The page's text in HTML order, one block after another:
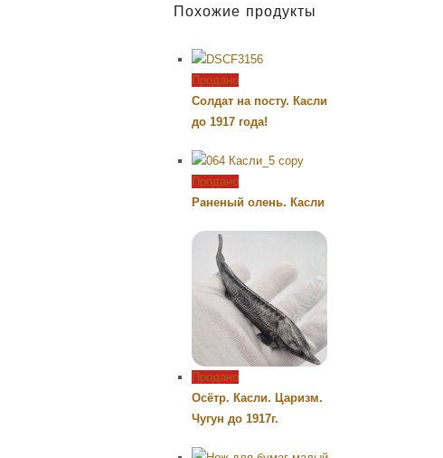
Похожие продукты
Продано
Солдат на посту. Касли
до 1917 года!
Продано
Раненый олень. Касли
Продано
Осётр. Касли. Царизм.
Чугун до 1917г.